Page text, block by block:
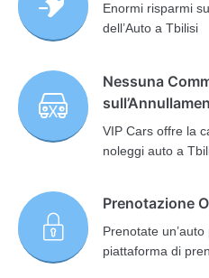
Enormi risparmi
dell’Auto a Tbilisi
Nessuna
VIP Cars offre la
noleggi auto a
Prenotazione
Prenotate
piattaforma di